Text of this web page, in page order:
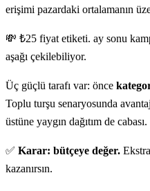
erişimi pazardaki ortalamanın
💸 ₺25 fiyat etiketi. ay sonu
aşağı çekilebiliyor.
Üç güçlü tarafı var: önce
Toplu turşu senaryosunda
üstüne yaygın dağıtım de cabası.
✅ Karar: bütçeye değer.
kazanırsın.